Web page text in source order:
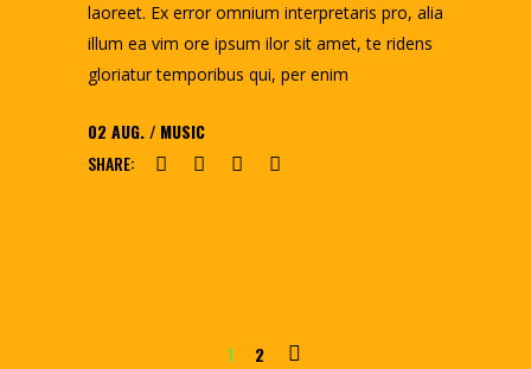
laoreet. Ex error omnium interpretaris pro, alia
illum ea vim ore ipsum ilor sit amet, te ridens
gloriatur temporibus qui, per enim
02AUG.
MUSIC
SHARE:
1 2